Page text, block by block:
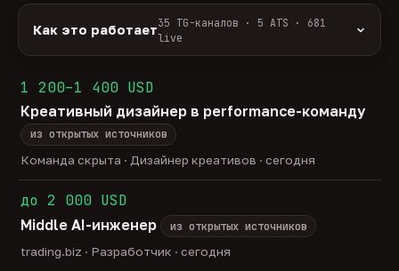
удалённо 586 гибрид
ГРЕЙД
junior43 middle275
head 23
только с зарплатой
Как это работает35 TG-каналов · 5 ATS · 681
live
ArbiHunter, Партнёркин и ATS-площадки
(Greenhouse, Himalayas и другие).
Разбор:нейронка разбирает сырец каждые 30
минут — роль, вертикаль, формат, вилка, грейд.
Скам-фильтр:
без предоплат и взносов, без
обещаний гарантированного дохода, без увода в
Свежесть:протухшее удаляется автоматически
через 30 дней.
35TG-каналов ·5ATS-площадок ·
1 200–1 400 USD
Креативный дизайнер в performance-команду
из открытых источников
Команда скрыта · Дизайнер креативов · сегодня
до 2 000 USD
Middle AI-инженер
из открытых источников
trading.biz · Разработчик · сегодня